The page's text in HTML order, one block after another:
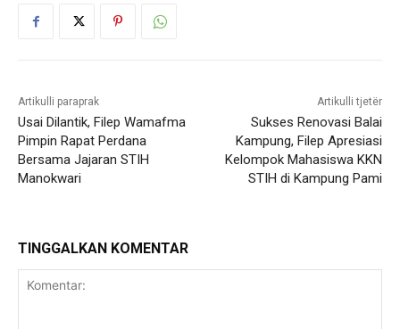
Artikulli paraprak
Usai Dilantik, Filep Wamafma
Pimpin Rapat Perdana
Bersama Jajaran STIH
Manokwari
Artikulli tjetër
Sukses Renovasi Balai
Kampung, Filep Apresiasi
Kelompok Mahasiswa KKN
STIH di Kampung Pami
TINGGALKAN KOMENTAR